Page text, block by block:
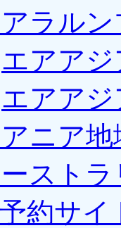
ラル
エアアジ
エアア
ニア地
ストラ
約サイ